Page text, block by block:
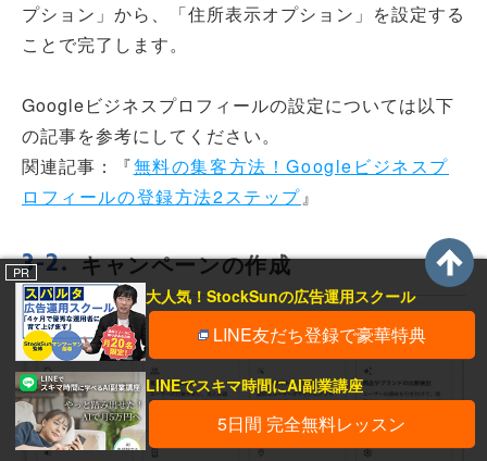
PR
大人気！StockSunの広告運用スクール
LINE友だち登録で豪華特典
LINEでスキマ時間にAI副業講座
5日間 完全無料レッスン
プション」から、「住所表示オプション」を設定する
ことで完了します。
Googleビジネスプロフィールの設定については以下
の記事を参考にしてください。
関連記事：
『無料の集客方法！Googleビジネスプ
ロフィールの登録方法2ステップ』
キャンペーンの作成